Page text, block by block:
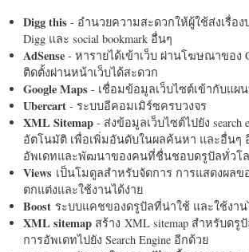
Digg this - อำนวยความสะดวกให้ผู้ใช้ส่งเรื่อ
Digg และ social bookmark อื่นๆ
AdSense - หารายได้เข้าเว็บ ผ่านโฆษณาของ
ติดตั้งผ่านหน้าเว็บได้สะดวก
Google Maps - เชื่อมข้อมูลเว็บไซต์เข้ากับแผน
Ubercart - ระบบอีคอมเมิร์ซครบวงจร
XML Sitemap - ส่งข้อมูลเว็บไซต์ไปยัง search
อัตโนมัติ เพื่อเพิ่มอันดับในผลค้นหา และอื่นๆ
อัพเดทและพัฒนาของคนที่ชื่นชอบดรูปัลทั่วโ
Views เป็นโมดูลสำหรับจัดการ การแสดงผลข
ตกแต่งและใช้งานได้ง่าย
Boost ระบบแคชของดรูปัลที่น่าใช้ และใช้งา
XML sitemap สร้าง XML sitemap สำหรับดรู
การอัพเดทไปยัง Search Engine อีกด้วย